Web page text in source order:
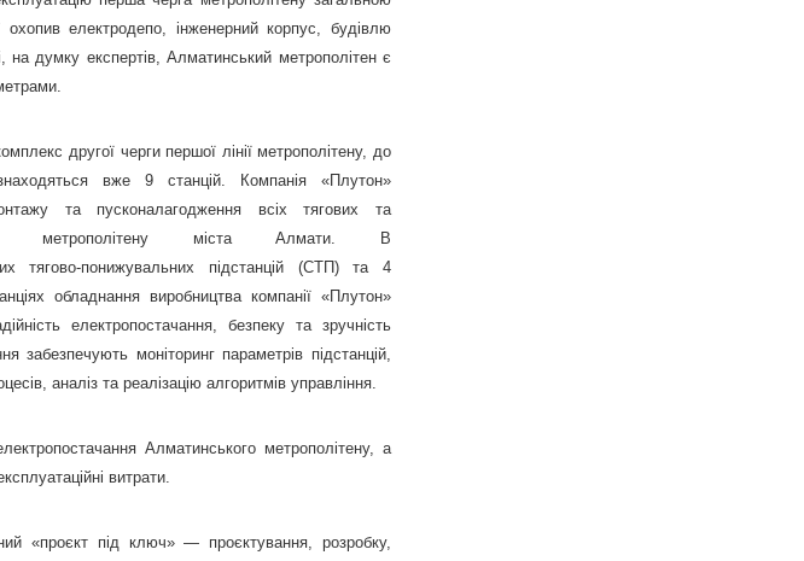
електродепо, інженерний корпус, будівлю
на думку експертів, Алматинський метрополітен є
другої черги першої лінії метрополітену, до
вже 9 станцій. Компанія «Плутон»
та пусконалагодження всіх тягових та
метрополітену міста Алмати. В
тягово-понижувальних підстанцій (СТП) та 4
обладнання виробництва компанії «Плутон»
електропостачання, безпеку та зручність
забезпечують моніторинг параметрів підстанцій,
аналіз та реалізацію алгоритмів управління.
Алматинського метрополітену, а
витрати.
«проєкт під ключ» — проєктування, розробку,